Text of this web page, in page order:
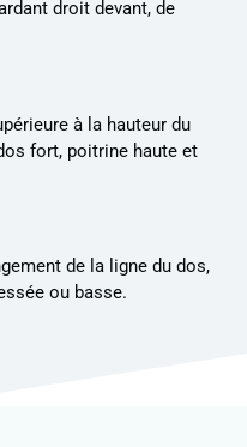
droit devant, de
à la hauteur du
fort, poitrine haute et
de la ligne du dos,
ou basse.